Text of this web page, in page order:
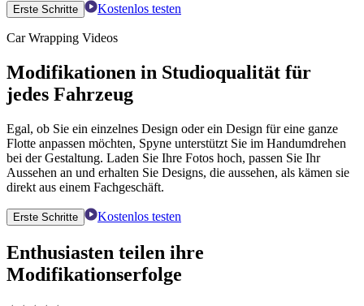
Erste Schritte Kostenlos testen
Car Wrapping Videos
Modifikationen in Studioqualität für
jedes Fahrzeug
Egal, ob Sie ein einzelnes Design oder ein Design für eine ganze
Flotte anpassen möchten, Spyne unterstützt Sie im Handumdrehen
bei der Gestaltung. Laden Sie Ihre Fotos hoch, passen Sie Ihr
Aussehen an und erhalten Sie Designs, die aussehen, als kämen sie
direkt aus einem Fachgeschäft.
Erste Schritte Kostenlos testen
Enthusiasten teilen ihre
Modifikationserfolge